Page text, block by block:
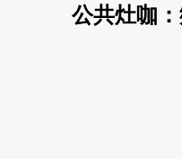
公共灶咖